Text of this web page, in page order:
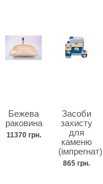
Бежева
раковина
11370 грн.
Засоби
захисту
для
каменю
(імпрегнат)
865 грн.